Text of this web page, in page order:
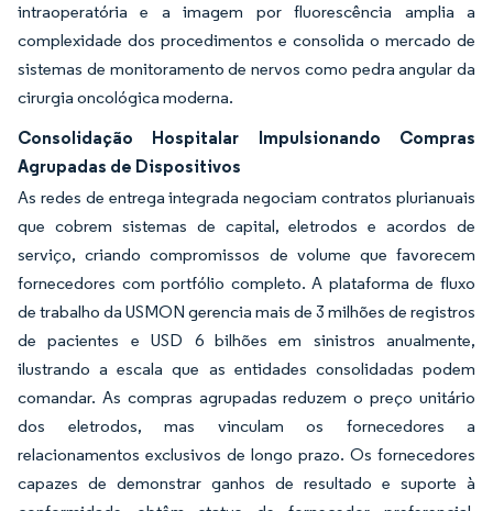
intraoperatória e a imagem por fluorescência amplia a
complexidade dos procedimentos e consolida o mercado de
sistemas de monitoramento de nervos como pedra angular da
cirurgia oncológica moderna.
Consolidação Hospitalar Impulsionando Compras
Agrupadas de Dispositivos
As redes de entrega integrada negociam contratos plurianuais
que cobrem sistemas de capital, eletrodos e acordos de
serviço, criando compromissos de volume que favorecem
fornecedores com portfólio completo. A plataforma de fluxo
de trabalho da USMON gerencia mais de 3 milhões de registros
de pacientes e USD 6 bilhões em sinistros anualmente,
ilustrando a escala que as entidades consolidadas podem
comandar. As compras agrupadas reduzem o preço unitário
dos eletrodos, mas vinculam os fornecedores a
relacionamentos exclusivos de longo prazo. Os fornecedores
capazes de demonstrar ganhos de resultado e suporte à